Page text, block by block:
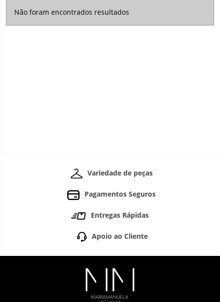
Não foram encontrados resultados
Variedade de peças
Pagamentos Seguros
Entregas Rápidas
Apoio ao Cliente